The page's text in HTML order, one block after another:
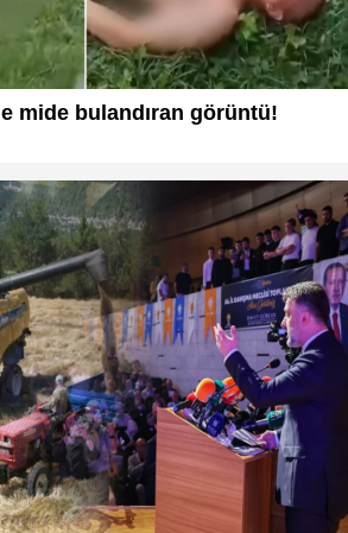
mide bulandıran görüntü!